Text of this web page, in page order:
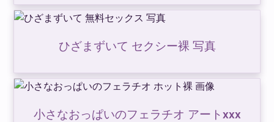
ひざまずいて セクシー裸 写真
小さなおっぱいのフェラチオ アートxxx